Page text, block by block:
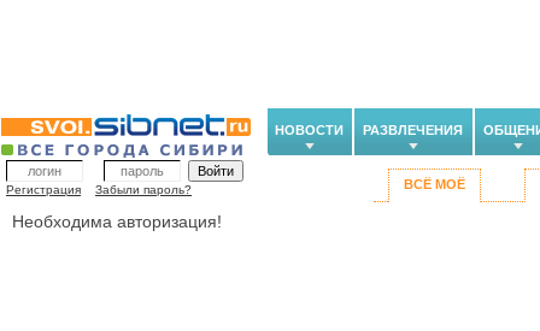
НОВОСТИ РАЗВЛЕЧЕНИЯ
Регистрация Забыли пароль? ВСЁ МОЁ
Необходима авторизация!